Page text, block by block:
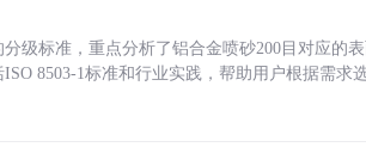
级标准，重点分析了铝合金喷砂200目对应的
8503-1标准和行业实践，帮助用户根据需求